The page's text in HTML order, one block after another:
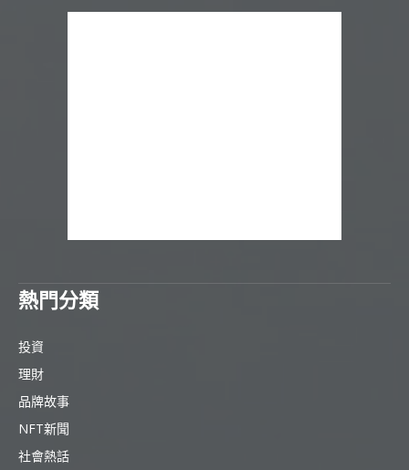
熱門分類
投資
理財
品牌故事
NFT新聞
社會熱話